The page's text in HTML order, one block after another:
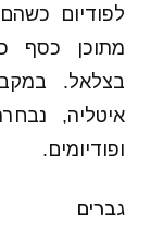
מתוכן כסף
בצלאל.
איטליה,
ופודיומים.
גברים